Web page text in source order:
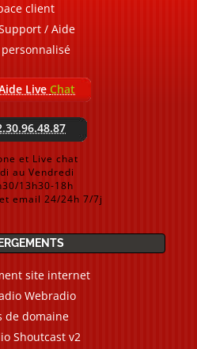
client
/ Aide
personnalisé
Live Chat
et Live chat
au Vendredi
13h30-18h
email 24/24h 7/7j
site internet
Webradio
de domaine
Shoutcast v2